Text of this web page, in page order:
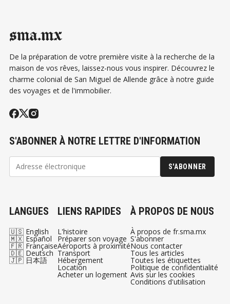
sma.mx
De la préparation de votre première visite à la recherche de la
maison de vos rêves, laissez-nous vous inspirer. Découvrez le
charme colonial de San Miguel de Allende grâce à notre guide
des voyages et de l'immobilier.
S'ABONNER À NOTRE LETTRE D'INFORMATION
S'ABONNER
LANGUES
🇺🇸 English
🇲🇽 Español
🇫🇷 Française
🇩🇪 Deutsch
🇯🇵 日本語
LIENS RAPIDES
L'histoire
Préparer son voyage
Aéroports à proximité
Transport
Hébergement
Location
Acheter un logement
À PROPOS DE NOUS
À propos de fr.sma.mx
S'abonner
Nous contacter
Tous les articles
Toutes les étiquettes
Politique de confidentialité
Avis sur les cookies
Conditions d'utilisation